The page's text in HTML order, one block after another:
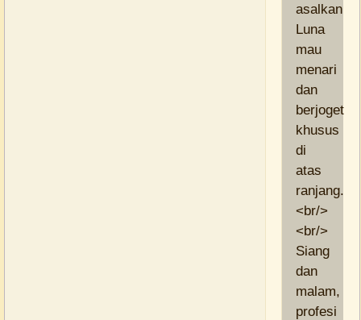
asalkan
Luna
mau
menari
dan
berjoget
khusus
di
atas
ranjang.
<br/>
<br/>
Siang
dan
malam,
profesi